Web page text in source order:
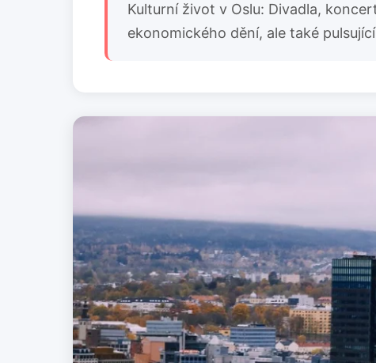
Kulturní život v Oslu: Divadla,
ekonomického dění, ale také